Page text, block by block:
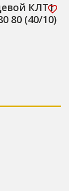
КЛТ1
80 (40/10)